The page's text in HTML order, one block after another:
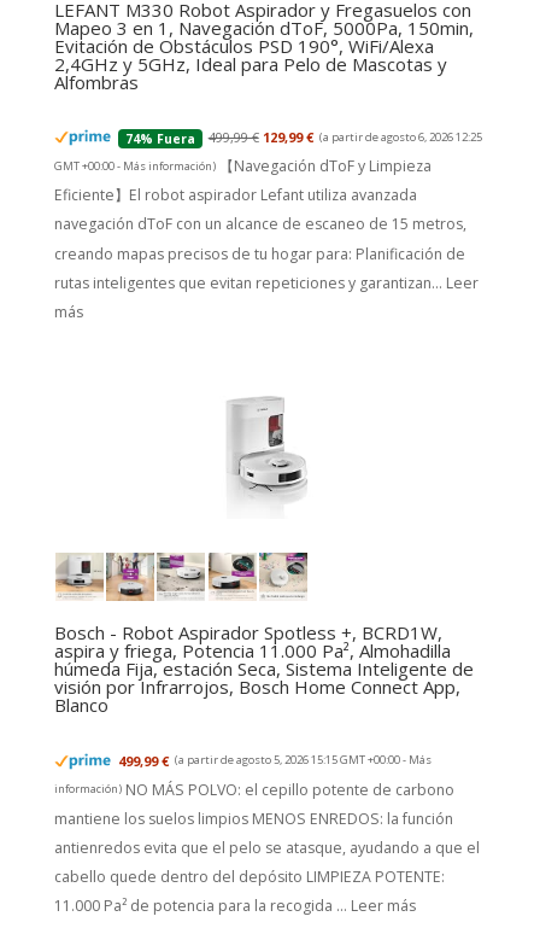
LEFANT M330 Robot Aspirador y Fregasuelos con
Mapeo 3 en 1, Navegación dToF, 5000Pa, 150min,
Evitación de Obstáculos PSD 190°, WiFi/Alexa
2,4GHz y 5GHz, Ideal para Pelo de Mascotas y
Alfombras
74% Fuera 499,99 € 129,99 € (a partir de agosto 6, 2026 12:25
GMT +00:00 - Más información)
【Navegación dToF y Limpieza
Eficiente】El robot aspirador Lefant utiliza avanzada
navegación dToF con un alcance de escaneo de 15 metros,
creando mapas precisos de tu hogar para: Planificación de
rutas inteligentes que evitan repeticiones y garantizan... Leer
más
Bosch - Robot Aspirador Spotless +, BCRD1W,
aspira y friega, Potencia 11.000 Pa², Almohadilla
húmeda Fija, estación Seca, Sistema Inteligente de
visión por Infrarrojos, Bosch Home Connect App,
Blanco
499,99 € (a partir de agosto 5, 2026 15:15 GMT +00:00 - Más
información) NO MÁS POLVO: el cepillo potente de carbono
mantiene los suelos limpios MENOS ENREDOS: la función
antienredos evita que el pelo se atasque, ayudando a que el
cabello quede dentro del depósito LIMPIEZA POTENTE:
11.000 Pa² de potencia para la recogida ... Leer más